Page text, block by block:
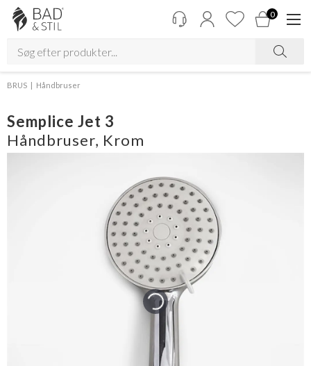
0
BRUS Håndbruser
Semplice Jet 3
Håndbruser, Krom